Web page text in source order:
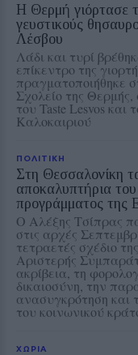
Η Θερμή γιόρτασε
γευστικούς
Λέσβου
Λάδι και τυρί
επίκεντρο της
πραγματοποιήθηκε
Σχολείο της Θερμής,
του Taste Lesvos και
Καλοκαιριού
ΠΟΛΙΤΙΚΗ
Στη Θεσσαλονίκη
αποκαλυπτήρια του
προγράμματος της
Ο Αλέξης Τσίπρας
στις αρχές
τετραετές σχέδιο
Αριστερής
ακρίβεια, τη
δικαιοσύνη, την
ανασυγκρότηση και
του κοινωνικού
ΧΩΡΙΑ